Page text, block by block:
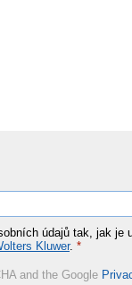
údajů tak, jak je
Kluwer. *
and the Google